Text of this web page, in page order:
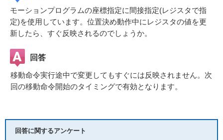
モーションプログラムの座標指定に間接指定(レジスタで指
定)を使用しています。位置決め動作中にレジスタの値を更
新したら、すぐ反映されるのでしょうか。
回答
移動命令実行途中で変更してもすぐには反映されません。次
回の移動命令開始のタイミングで有効となります。
回答に関するアンケート